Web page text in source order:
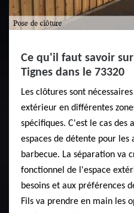
Ce qu'il faut savoir
Tignes dans le 73320
Les clôtures sont
extérieur en différentes
spécifiques. C'est le cas des
espaces de détente pour les
barbecue. La séparation va
fonctionnel de l'espace
besoins et aux préférences
Fils va prendre en main les